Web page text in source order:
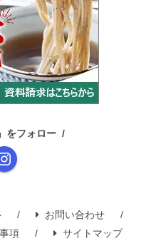
をフォロー
お問い合わせ
項
サイトマップ